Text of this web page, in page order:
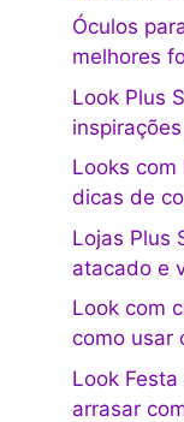
Óculos
melhores
Look Plus
Looks com
dicas de
Lojas Plus
atacado e
Look com
como usar
Look
arrasar